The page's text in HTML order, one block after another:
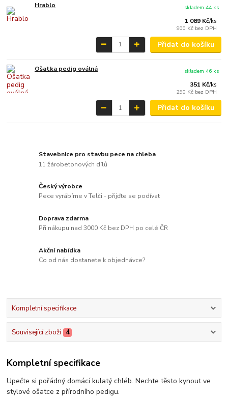
Hrablo
1 089 Kč/ks
900 Kč bez DPH
skladem 44 ks
Přidat do košíku
Ošatka pedig oválná
351 Kč/ks
290 Kč bez DPH
skladem 46 ks
Přidat do košíku
Stavebnice pro stavbu pece na chleba
11 žárobetonových dílů
Český výrobce
Pece vyrábíme v Telči - přijďte se podívat
Doprava zdarma
Při nákupu nad 3000 Kč bez DPH po celé ČR
Akční nabídka
Co od nás dostanete k objednávce?
Kompletní specifikace
Související zboží 4
Kompletní specifikace
Upečte si pořádný domácí kulatý chléb. Nechte těsto kynout ve
stylové ošatce z přírodního pedigu.